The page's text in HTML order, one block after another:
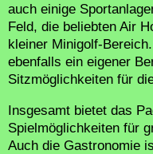
auch einige
Feld, die beliebten Air
kleiner Minigolf-
ebenfalls ein eigener
Sitzmöglichkeiten für
Insgesamt bietet das
Spielmöglichkeiten für
Auch die Gastronomie